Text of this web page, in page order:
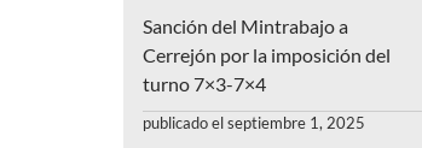
Sanción del Mintrabajo a
Cerrejón por la imposición del
turno 7×3-7×4
publicado el septiembre 1, 2025